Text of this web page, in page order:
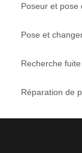
Poseur et pose
Pose et
Recherche
Réparation de